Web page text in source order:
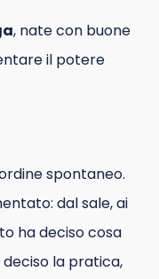
, nate con buone
il potere
spontaneo.
dal sale, ai
ha deciso cosa
deciso la pratica,